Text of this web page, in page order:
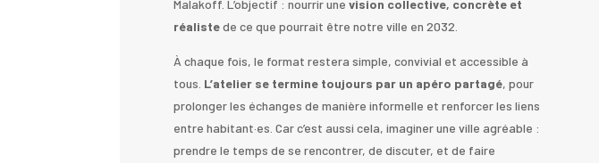
Malakoff. L’objectif : nourrir unevision collective, concrète et
réalistede ce que pourrait être notre ville en 2032.
À chaque fois, le format restera simple, convivial et accessible à
tous. L’atelier se termine toujours par un apéro partagé, pour
prolonger les échanges de manière informelle et renforcer les liens
entre habitant·es. Car c’est aussi cela, imaginer une ville agréable :
prendre le temps de se rencontrer, de discuter, et de faire